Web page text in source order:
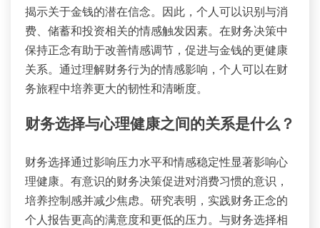
揭示关于金钱的潜在信念。因此，个人可以识别与消
费、储蓄和投资相关的情感触发因素。在财务决策中
保持正念有助于改善情感调节，促进与金钱的更健康
关系。通过理解财务行为的情感影响，个人可以在财
务旅程中培养更大的韧性和清晰度。
财务选择与心理健康之间的关系是什么？
财务选择通过影响压力水平和情感稳定性显著影响心
理健康。有意识的财务决策促进对消费习惯的意识，
培养控制感并减少焦虑。研究表明，实践财务正念的
个人报告更高的满意度和更低的压力。与财务选择相